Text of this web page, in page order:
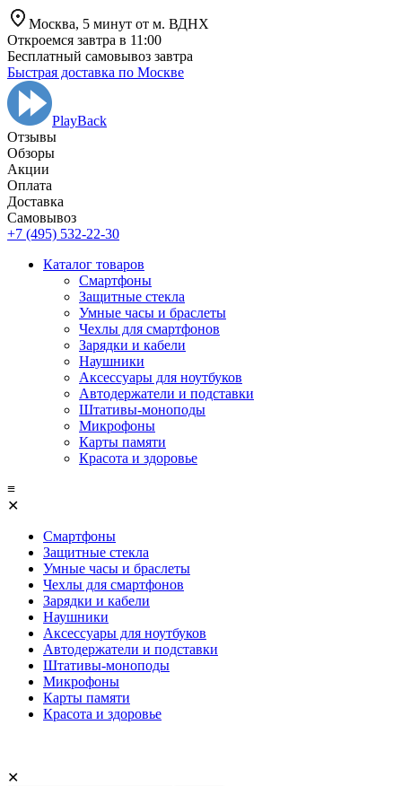
Москва, 5 минут от м. ВДНХ
Откроемся завтра в 11:00
Бесплатный самовывоз завтра
Быстрая доставка по Москве
PlayBack
Отзывы
Обзоры
Aкции
Оплата
Доставка
Самовывоз
+7 (495) 532-22-30
Каталог товаров
Смартфоны
Защитные стекла
Умные часы и браслеты
Чехлы для смартфонов
Зарядки и кабели
Наушники
Аксессуары для ноутбуков
Автодержатели и подставки
Штативы-моноподы
Микрофоны
Карты памяти
Красота и здоровье
≡
✕
Смартфоны
Защитные стекла
Умные часы и браслеты
Чехлы для смартфонов
Зарядки и кабели
Наушники
Аксессуары для ноутбуков
Автодержатели и подставки
Штативы-моноподы
Микрофоны
Карты памяти
Красота и здоровье
✕